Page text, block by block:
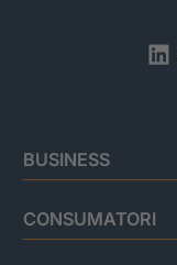
BUSINESS
CONSUMATORI